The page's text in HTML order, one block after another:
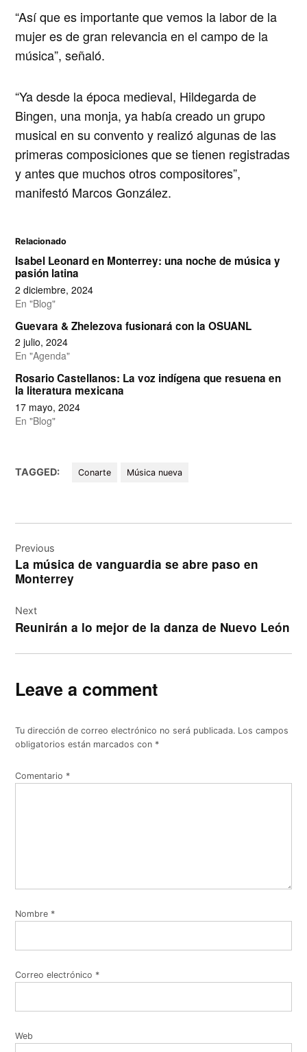
“Así que es importante que vemos la labor de la
mujer es de gran relevancia en el campo de la
música”, señaló.
“Ya desde la época medieval, Hildegarda de
Bingen, una monja, ya había creado un grupo
musical en su convento y realizó algunas de las
primeras composiciones que se tienen registradas
y antes que muchos otros compositores”,
manifestó Marcos González.
Relacionado
Isabel Leonard en Monterrey: una noche de música y
pasión latina
2 diciembre, 2024
En "Blog"
Guevara & Zhelezova fusionará con la OSUANL
2 julio, 2024
En "Agenda"
Rosario Castellanos: La voz indígena que resuena en
la literatura mexicana
17 mayo, 2024
En "Blog"
TAGGED: Conarte Música nueva
de
entradas
Previous
La música de vanguardia se abre paso en
Monterrey
Next
Reunirán a lo mejor de la danza de Nuevo León
Leave a comment
Tu dirección de correo electrónico no será publicada. Los campos
obligatorios están marcados con *
Comentario *
Nombre *
Correo electrónico *
Web